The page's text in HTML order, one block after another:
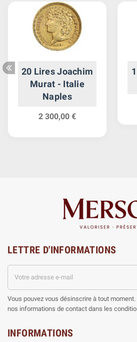
20 Lires Joachim
Murat - Italie
Naples
2 300,00 €
LETTRE D'INFORMATIONS
Vous pouvez vous désinscrire à tout
nos informations de contact dans les
INFORMATIONS